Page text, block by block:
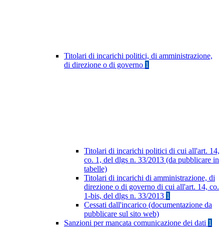
Titolari di incarichi politici, di amministrazione,
di direzione o di governo 1
Titolari di incarichi politici di cui all'art. 14,
co. 1, del dlgs n. 33/2013 (da pubblicare in
tabelle)
Titolari di incarichi di amministrazione, di
direzione o di governo di cui all'art. 14, co.
1-bis, del dlgs n. 33/2013 1
Cessati dall'incarico (documentazione da
pubblicare sul sito web)
Sanzioni per mancata comunicazione dei dati 1